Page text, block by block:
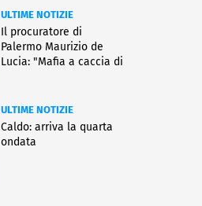
ULTIME NOTIZIE
Il procuratore di
Palermo Maurizio de
Lucia: "Mafia a caccia di
ULTIME NOTIZIE
Caldo: arriva la quarta
ondata